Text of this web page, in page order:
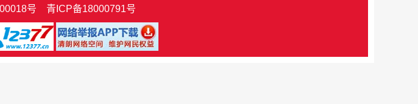
号
青ICP备18000791号